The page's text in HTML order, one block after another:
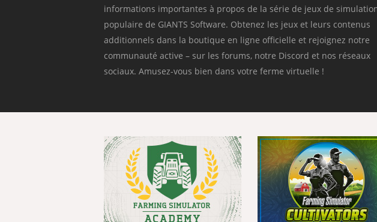
informations importantes à propos de la série de jeux de
populaire de GIANTS Software. Obtenez les jeux et leurs contenus
additionnels dans la boutique en ligne officielle et rejoignez notre
communauté active – sur les forums, notre Discord et nos réseaux
sociaux. Amusez-vous bien dans votre ferme virtuelle !